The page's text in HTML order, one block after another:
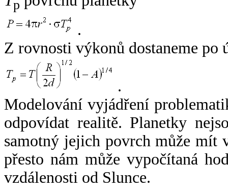
p
.
Z rovnosti výkonů dostaneme po
.
Modelování vyjádření
odpovídat realitě. Planetky
samotný jejich povrch může mít
přesto nám může vypočítaná
vzdálenosti od Slunce.